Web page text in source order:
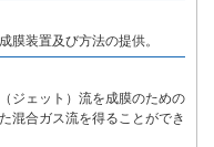
膜装置及び方法の提供。
ジェット）流を成膜のための
混合ガス流を得ることができ